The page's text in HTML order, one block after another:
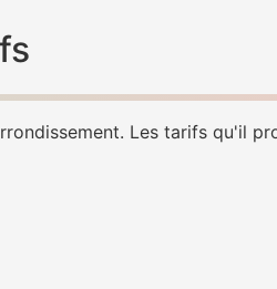
Les tarifs qu'il